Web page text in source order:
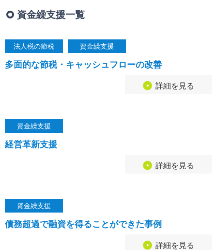
相続・贈与・事業承継をお考えの方
寺院などの宗教法人経営者の方
幼稚園・学校法人経営者の方
資金繰支援一覧
法人税の節税 資金繰支援
多面的な節税・キャッシュフローの改善
詳細を見る
資金繰支援
経営革新支援
詳細を見る
資金繰支援
債務超過で融資を得ることができた事例
詳細を見る